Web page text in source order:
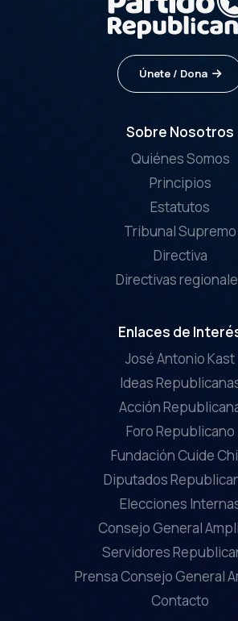
Únete / Dona
Sobre Nosotros
Quiénes Somos
Principios
Estatutos
Tribunal Supremo
Directiva
Directivas
Enlaces de
José Antonio Kast
Ideas
Acción
Foro Republicano
Fundación Cuide
Diputados
Elecciones
Consejo General
Servidores
Prensa Consejo General
Contacto